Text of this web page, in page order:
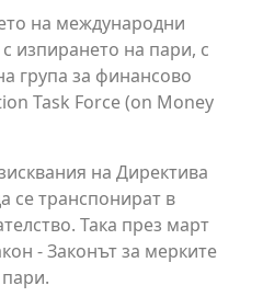
на международни
изпирането на пари, с
група за финансово
Task Force (on Money
на Директива
се транспонират в
Така през март
- Законът за мерките